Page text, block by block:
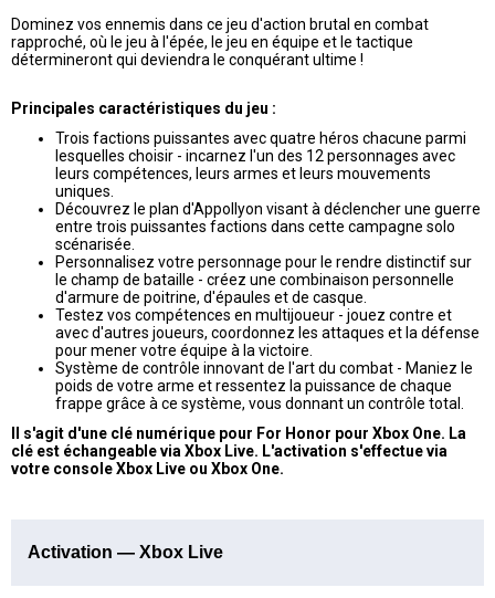
Dominez vos ennemis dans ce jeu d'action brutal en combat
rapproché, où le jeu à l'épée, le jeu en équipe et le tactique
détermineront qui deviendra le conquérant ultime !
Principales caractéristiques du jeu :
Trois factions puissantes avec quatre héros chacune parmi
lesquelles choisir - incarnez l'un des 12 personnages avec
leurs compétences, leurs armes et leurs mouvements
uniques.
Découvrez le plan d'Appollyon visant à déclencher une guerre
entre trois puissantes factions dans cette campagne solo
scénarisée.
Personnalisez votre personnage pour le rendre distinctif sur
le champ de bataille - créez une combinaison personnelle
d'armure de poitrine, d'épaules et de casque.
Testez vos compétences en multijoueur - jouez contre et
avec d'autres joueurs, coordonnez les attaques et la défense
pour mener votre équipe à la victoire.
Système de contrôle innovant de l'art du combat - Maniez le
poids de votre arme et ressentez la puissance de chaque
frappe grâce à ce système, vous donnant un contrôle total.
Il s'agit d'une clé numérique pour For Honor pour Xbox One. La
clé est échangeable via Xbox Live. L'activation s'effectue via
votre console Xbox Live ou Xbox One.
Activation — Xbox Live